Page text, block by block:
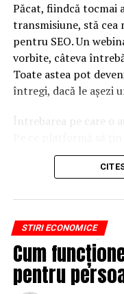
URMATORUL
Tramvaiele liniei 41
NU RATATI
„Eu consider că a
Păcat, fiindcă tocmai
transmisiune, stă cea
pentru SEO. Un
vorbite, câteva
Toate astea pot
întregi, dacă le așezi
Întrebarea pe care o
din Google, nu doar
scurt e că platforma
Nu cel mai tare
conținutul liber,
luăm pe îndelete,
mai subtile decât par
STIRI ECONOMICE
Cum
pentru